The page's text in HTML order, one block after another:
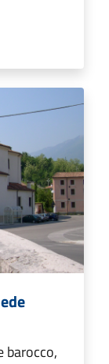
barocco,